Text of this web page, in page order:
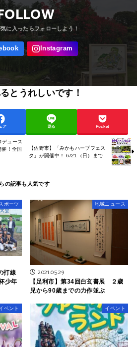
とうれしいです！
ア 送る Pocket
デュース
催！全国
【佐野市】「みかもハーブフェス
タ」が開催中！ 6/21（日）まで
ポーツ
打線
少年
地域ニュース
2021.05.29
【足利市】第34回白玄書展 ２歳
児から90歳までの力作並ぶ
ベント イベント